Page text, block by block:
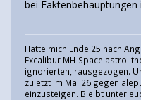
bei
Hatte mich Ende 25 nach
Excalibur MH-Space
ignorierten, rausgezogen.
zuletzt im Mai 26 gegen
einzusteigen. Bleibt unter